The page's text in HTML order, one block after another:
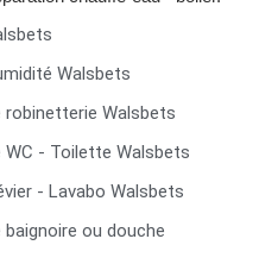
Walsbets
robinetterie Walsbets
- Toilette Walsbets
- Lavabo Walsbets
ou douche